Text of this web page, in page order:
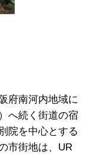
府南河内地域に
へ続く街道の宿
院を中心とする
市街地は、UR